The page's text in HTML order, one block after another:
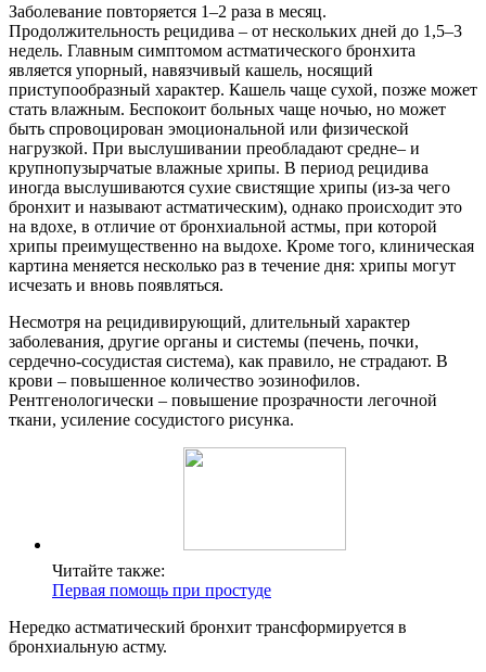
Заболевание повторяется 1–2 раза в месяц.
Продолжительность рецидива – от нескольких дней до 1,5–3
недель. Главным симптомом астматического бронхита
является упорный, навязчивый кашель, носящий
приступообразный характер. Кашель чаще сухой, позже может
стать влажным. Беспокоит больных чаще ночью, но может
быть спровоцирован эмоциональной или физической
нагрузкой. При выслушивании преобладают средне– и
крупнопузырчатые влажные хрипы. В период рецидива
иногда выслушиваются сухие свистящие хрипы (из-за чего
бронхит и называют астматическим), однако происходит это
на вдохе, в отличие от бронхиальной астмы, при которой
хрипы преимущественно на выдохе. Кроме того, клиническая
картина меняется несколько раз в течение дня: хрипы могут
исчезать и вновь появляться.
Несмотря на рецидивирующий, длительный характер
заболевания, другие органы и системы (печень, почки,
сердечно-сосудистая система), как правило, не страдают. В
крови – повышенное количество эозинофилов.
Рентгенологически – повышение прозрачности легочной
ткани, усиление сосудистого рисунка.
Читайте также:
Первая помощь при простуде
Нередко астматический бронхит трансформируется в
бронхиальную астму.